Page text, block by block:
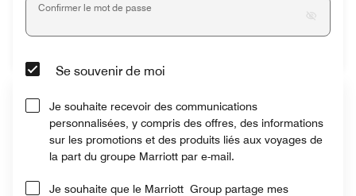
Confirmer le mot de passe
Se souvenir de moi
Je souhaite recevoir des communications
personnalisées, y compris des offres, des informations
sur les promotions et des produits liés aux voyages de
la part du groupe Marriott par e-mail.
Je souhaite que le Marriott Group partage mes